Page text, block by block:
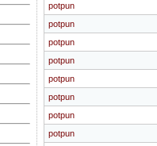
potpun
potpun
potpun
potpun
potpun
potpun
potpun
potpun